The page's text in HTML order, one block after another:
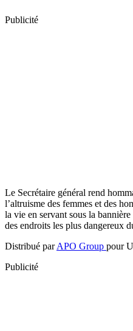
Publicité
Le Secrétaire général rend
l’altruisme des femmes et des
la vie en servant sous la
des endroits les plus dangereux
Distribué parAPO Group pour
Publicité